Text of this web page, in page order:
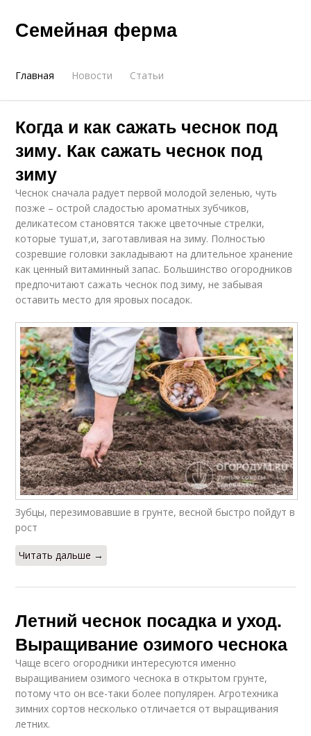
Семейная ферма
Главная Новости Статьи
Когда и как сажать чеснок под
зиму. Как сажать чеснок под
зиму
Чеснок сначала радует первой молодой зеленью, чуть
позже – острой сладостью ароматных зубчиков,
деликатесом становятся также цветочные стрелки,
которые тушат,и, заготавливая на зиму. Полностью
созревшие головки закладывают на длительное хранение
как ценный витаминный запас. Большинство огородников
предпочитают сажать чеснок под зиму, не забывая
оставить место для яровых посадок.
Зубцы, перезимовавшие в грунте, весной быстро пойдут в
рост
Читать дальше →
Летний чеснок посадка и уход.
Выращивание озимого чеснока
Чаще всего огородники интересуются именно
выращиванием озимого чеснока в открытом грунте,
потому что он все-таки более популярен. Агротехника
зимних сортов несколько отличается от выращивания
летних.